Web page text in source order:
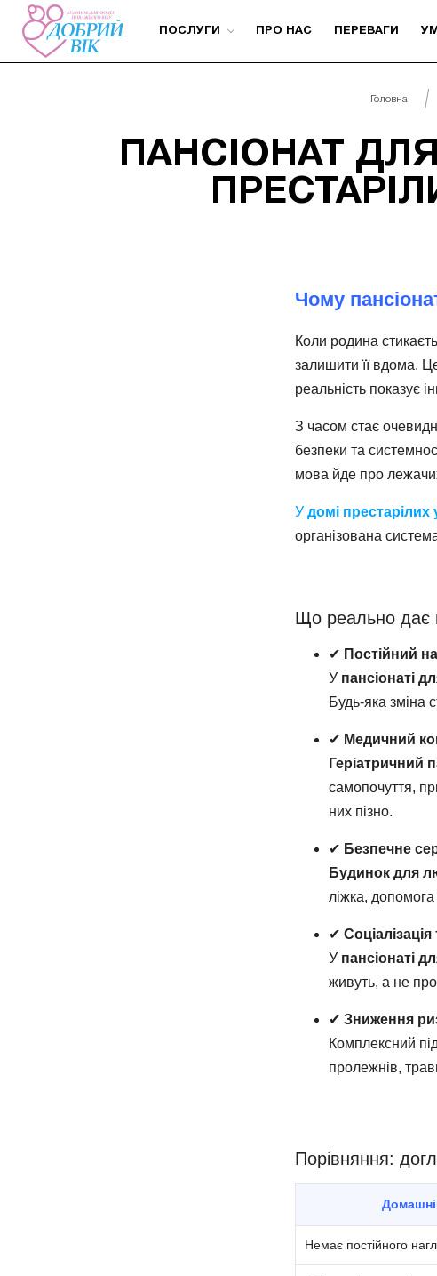
ПОСЛУГИ ПРО НАС ПЕРЕВАГИ
Головна
ПАНСІОНАТ
Чому
Коли родина
залишити її вдома.
реальність показує
З часом стає
безпеки та
мова йде про
У домі
організована
Що реально дає
✔ Постійний
У пансіонаті
Будь-яка зміна
✔ Медичний
Геріатричний
самопочуття,
них пізно.
✔ Безпечне
Будинок для
ліжка, допомога
✔
У пансіонаті
живуть, а не
✔ Зниження
Комплексний
пролежнів,
Порівняння:
Немає постійного